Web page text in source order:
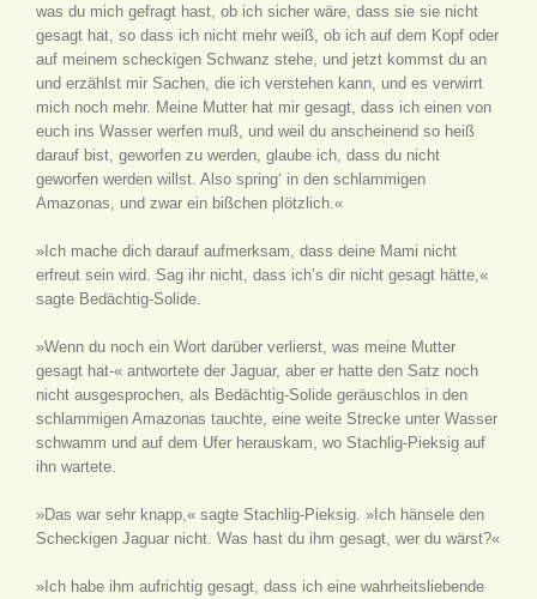
was du mich gefragt hast, ob ich sicher wäre, dass sie sie nicht
gesagt hat, so dass ich nicht mehr weiß, ob ich auf dem Kopf oder
auf meinem scheckigen Schwanz stehe, und jetzt kommst du an
und erzählst mir Sachen, die ich verstehen kann, und es verwirrt
mich noch mehr. Meine Mutter hat mir gesagt, dass ich einen von
euch ins Wasser werfen muß, und weil du anscheinend so heiß
darauf bist, geworfen zu werden, glaube ich, dass du nicht
geworfen werden willst. Also spring‘ in den schlammigen
Amazonas, und zwar ein bißchen plötzlich.«
»Ich mache dich darauf aufmerksam, dass deine Mami nicht
erfreut sein wird. Sag ihr nicht, dass ich’s dir nicht gesagt hätte,«
sagte Bedächtig-Solide.
»Wenn du noch ein Wort darüber verlierst, was meine Mutter
gesagt hat-« antwortete der Jaguar, aber er hatte den Satz noch
nicht ausgesprochen, als Bedächtig-Solide geräuschlos in den
schlammigen Amazonas tauchte, eine weite Strecke unter Wasser
schwamm und auf dem Ufer herauskam, wo Stachlig-Pieksig auf
ihn wartete.
»Das war sehr knapp,« sagte Stachlig-Pieksig. »Ich hänsele den
Scheckigen Jaguar nicht. Was hast du ihm gesagt, wer du wärst?«
»Ich habe ihm aufrichtig gesagt, dass ich eine wahrheitsliebende